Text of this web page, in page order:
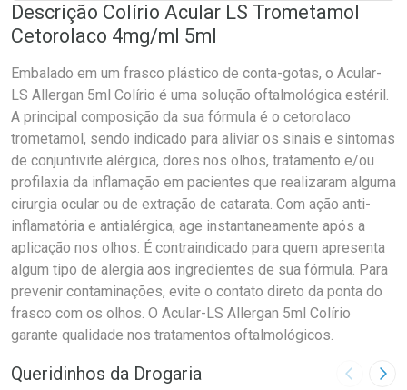
Descrição Colírio Acular LS Trometamol
Cetorolaco 4mg/ml 5ml
Embalado em um frasco plástico de conta-gotas, o Acular-
LS Allergan 5ml Colírio é uma solução oftalmológica estéril.
A principal composição da sua fórmula é o cetorolaco
trometamol, sendo indicado para aliviar os sinais e sintomas
de conjuntivite alérgica, dores nos olhos, tratamento e/ou
profilaxia da inflamação em pacientes que realizaram alguma
cirurgia ocular ou de extração de catarata. Com ação anti-
inflamatória e antialérgica, age instantaneamente após a
aplicação nos olhos. É contraindicado para quem apresenta
algum tipo de alergia aos ingredientes de sua fórmula. Para
prevenir contaminações, evite o contato direto da ponta do
frasco com os olhos. O Acular-LS Allergan 5ml Colírio
garante qualidade nos tratamentos oftalmológicos.
Queridinhos da Drogaria Imagem